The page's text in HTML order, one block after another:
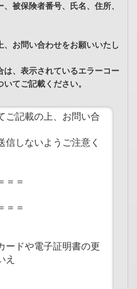
被保険者番号、氏名、住所、
お問い合わせをお願いいたし
は、表示されているエラーコー
てご記載ください。